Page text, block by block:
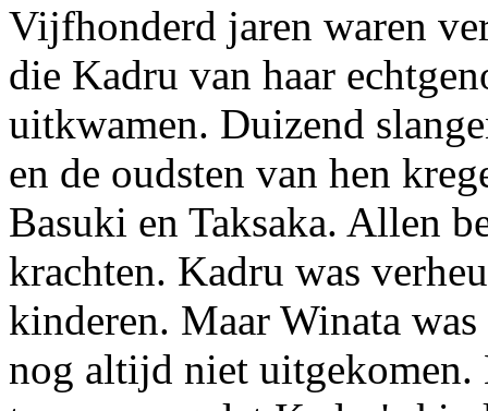
Vijfhonderd jaren waren
die Kadru van haar
uitkwamen. Duizend
en de oudsten van hen
Basuki en Taksaka. Allen
krachten. Kadru was
kinderen. Maar Winata
nog altijd niet uitgekomen.